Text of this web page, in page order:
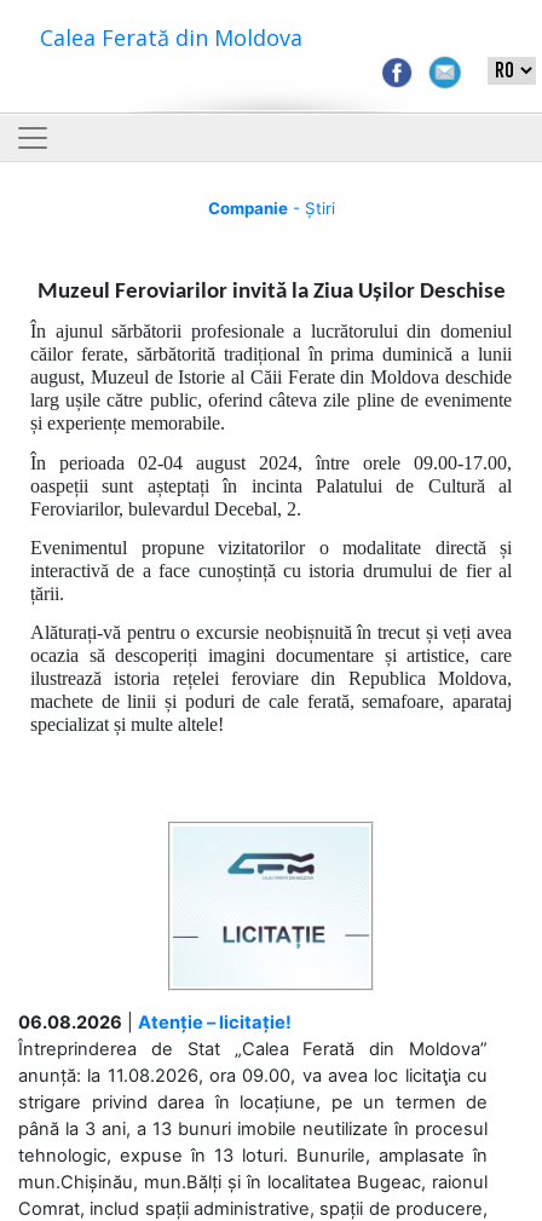
Calea Ferată din Moldova
Companie- Știri
Muzeul Feroviarilor invită la Ziua Ușilor Deschise
În ajunul sărbătorii profesionale a lucrătorului din domeniul
căilor ferate, sărbătorită tradițional în prima duminică a lunii
august, Muzeul de Istorie al Căii Ferate din Moldova deschide
larg ușile către public, oferind câteva zile pline de evenimente
și experiențe memorabile.
În perioada 02-04 august 2024, între orele 09.00-17.00,
oaspeții sunt așteptați în incinta Palatului de Cultură al
Feroviarilor, bulevardul Decebal, 2.
Evenimentul propune vizitatorilor o modalitate directă și
interactivă de a face cunoștință cu istoria drumului de fier al
țării.
Alăturați-vă pentru o excursie neobișnuită în trecut și veți avea
ocazia să descoperiți imagini documentare și artistice, care
ilustrează istoria rețelei feroviare din Republica Moldova,
machete de linii și poduri de cale ferată, semafoare, aparataj
specializat și multe altele!
06.08.2026
Atenție – licitație!
Întreprinderea de Stat „Calea Ferată din Moldova”
anunță: la 11.08.2026, ora 09.00, va avea loc licitaţia cu
strigare privind darea în locațiune, pe un termen de
până la 3 ani, a 13 bunuri imobile neutilizate în procesul
tehnologic, expuse în 13 loturi. Bunurile, amplasate în
mun.Chișinău, mun.Bălți și în localitatea Bugeac, raionul
Comrat, includ spații administrative, spații de producere,